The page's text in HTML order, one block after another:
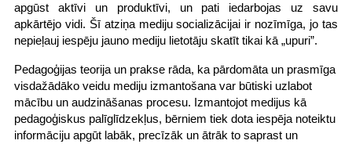
apgūst aktīvi un produktīvi, un pati iedarbojas uz savu
apkārtējo vidi. Šī atziņa mediju socializācijai ir nozīmīga, jo tas
nepieļauj iespēju jauno mediju lietotāju skatīt tikai kā „upuri”.
Pedagoģijas teorija un prakse rāda, ka pārdomāta un prasmīga
visdažādāko veidu mediju izmantošana var būtiski uzlabot
mācību un audzināšanas procesu. Izmantojot medijus kā
pedagoģiskus palīglīdzekļus, bērniem tiek dota iespēja noteiktu
informāciju apgūt labāk, precīzāk un ātrāk to saprast un